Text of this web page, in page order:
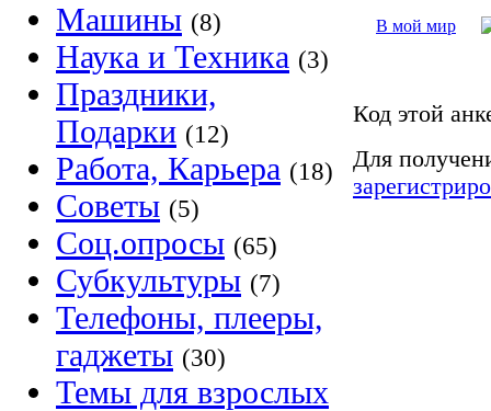
Машины (8)
Наука и Техника (3)
Праздники,
Подарки (12)
Работа, Карьера (18)
Советы (5)
Соц.опросы (65)
Субкультуры (7)
Телефоны, плееры,
гаджеты (30)
Темы для взрослых
В мой мир
Код этой
Для